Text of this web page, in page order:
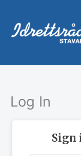
innholdet
Log In
Sign